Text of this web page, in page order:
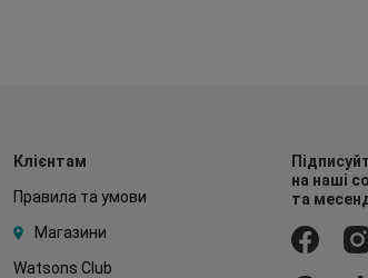
Клієнтам
Правила та умови
Магазини
Watsons Club
на наші
та